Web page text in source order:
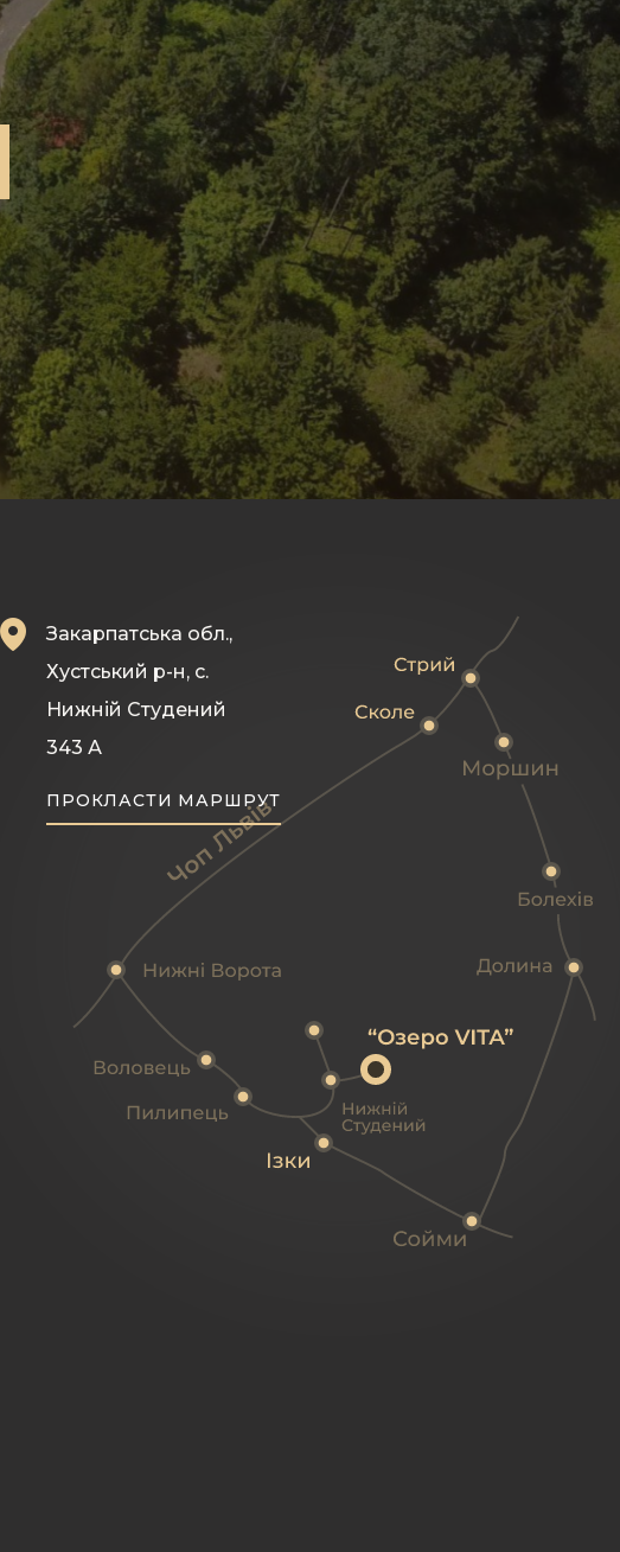
Закарпатська обл.,
Хустський р-н, с.
Нижній Студений
343 А
ПРОКЛАСТИ МАРШРУТ